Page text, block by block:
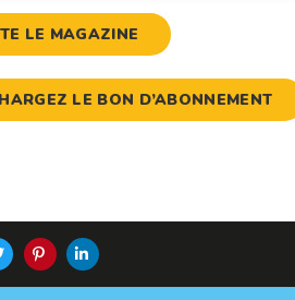
LE MAGAZINE
LE BON D’ABONNEMENT